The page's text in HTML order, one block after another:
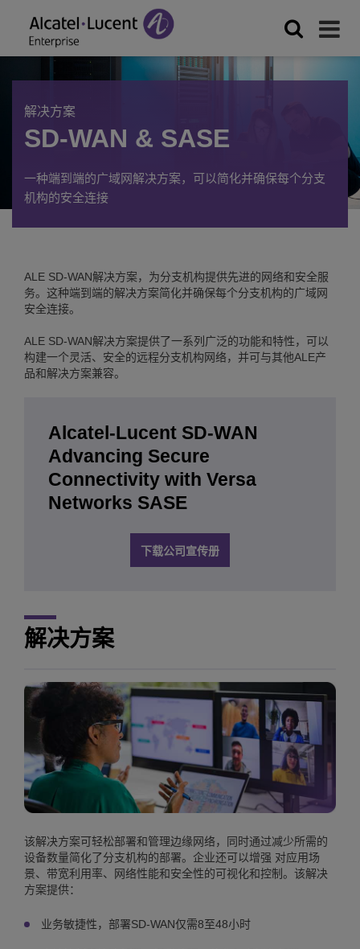
解决方案
SD-WAN & SASE
一种端到端的广域网解决方案，可以简化并确保每个分支
机构的安全连接
ALE SD-WAN解决方案，为分支机构提供先进的网络和安全服
务。这种端到端的解决方案简化并确保每个分支机构的广域网
安全连接。
ALE SD-WAN解决方案提供了一系列广泛的功能和特性，可以
构建一个灵活、安全的远程分支机构网络，并可与其他ALE产
品和解决方案兼容。
Alcatel-Lucent SD-WAN
Advancing Secure
Connectivity with Versa
Networks SASE
下载公司宣传册
解决方案
该解决方案可轻松部署和管理边缘网络，同时通过减少所需的
设备数量简化了分支机构的部署。企业还可以增强 对应用场
景、带宽利用率、网络性能和安全性的可视化和控制。该解决
方案提供：
业务敏捷性，部署SD-WAN仅需8至48小时